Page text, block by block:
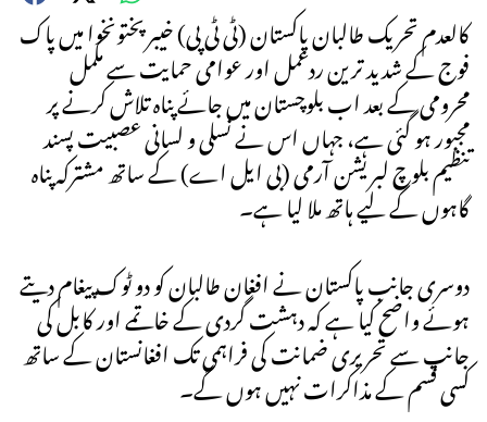
کالعدم تحریک طالبان پاکستان (ٹی ٹی پی) خیبرپختونخوا میں پاک
فوج کے شدید ترین ردعمل اور عوامی حمایت سے مکمل
محرومی کے بعد اب بلوچستان میں جائے پناہ تلاش کرنے پر
مجبور ہو گئی ہے، جہاں اس نے نسلی و لسانی عصبیت پسند
تنظیم بلوچ لبریشن آرمی (بی ایل اے) کے ساتھ مشترکہ پناہ
گاہوں کے لیے ہاتھ ملا لیا ہے۔
دوسری جانب پاکستان نے افغان طالبان کو دو ٹوک پیغام دیتے
ہوئے واضح کیا ہے کہ دہشت گردی کے خاتمے اور کابل کی
جانب سے تحریری ضمانت کی فراہمی تک افغانستان کے ساتھ
کسی قسم کے مذاکرات نہیں ہوں گے۔